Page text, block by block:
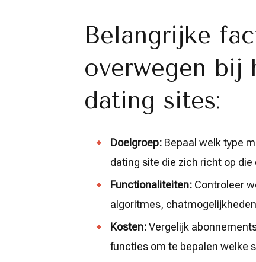
Belangrijke
overwegen bij
dating sites:
Doelgroep: Bepaal welk type
dating site die zich richt op die
Functionaliteiten: Controleer
algoritmes,
Kosten:Vergelijk
functies om te bepalen welke